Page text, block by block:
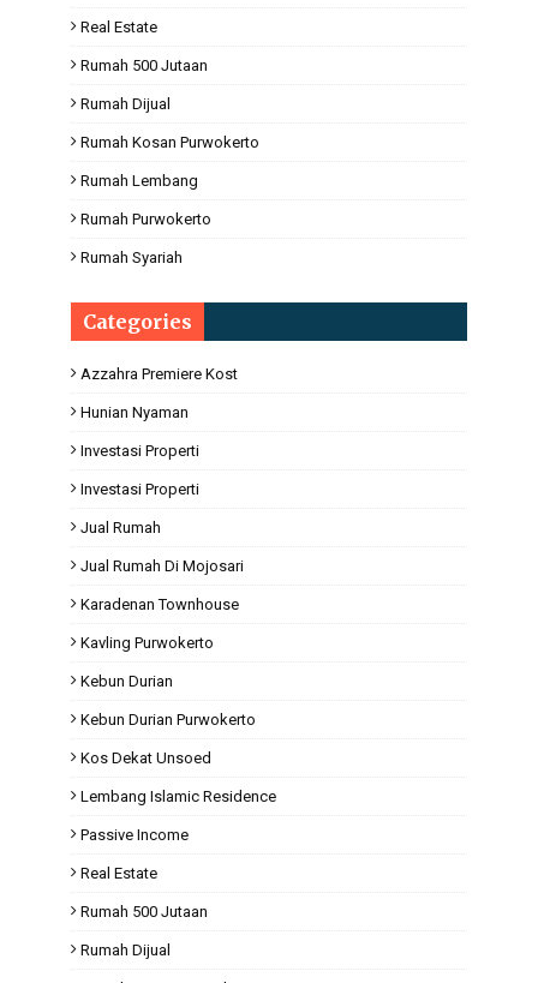
Real Estate
Rumah 500 Jutaan
Rumah Dijual
Rumah Kosan Purwokerto
Rumah Lembang
Rumah Purwokerto
Rumah Syariah
Categories
Azzahra Premiere Kost
Hunian Nyaman
Investasi Properti
Investasi Properti
Jual Rumah
Jual Rumah Di Mojosari
Karadenan Townhouse
Kavling Purwokerto
Kebun Durian
Kebun Durian Purwokerto
Kos Dekat Unsoed
Lembang Islamic Residence
Passive Income
Real Estate
Rumah 500 Jutaan
Rumah Dijual